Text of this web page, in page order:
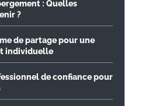
: Quelles
?
de partage pour une
individuelle
de confiance pour